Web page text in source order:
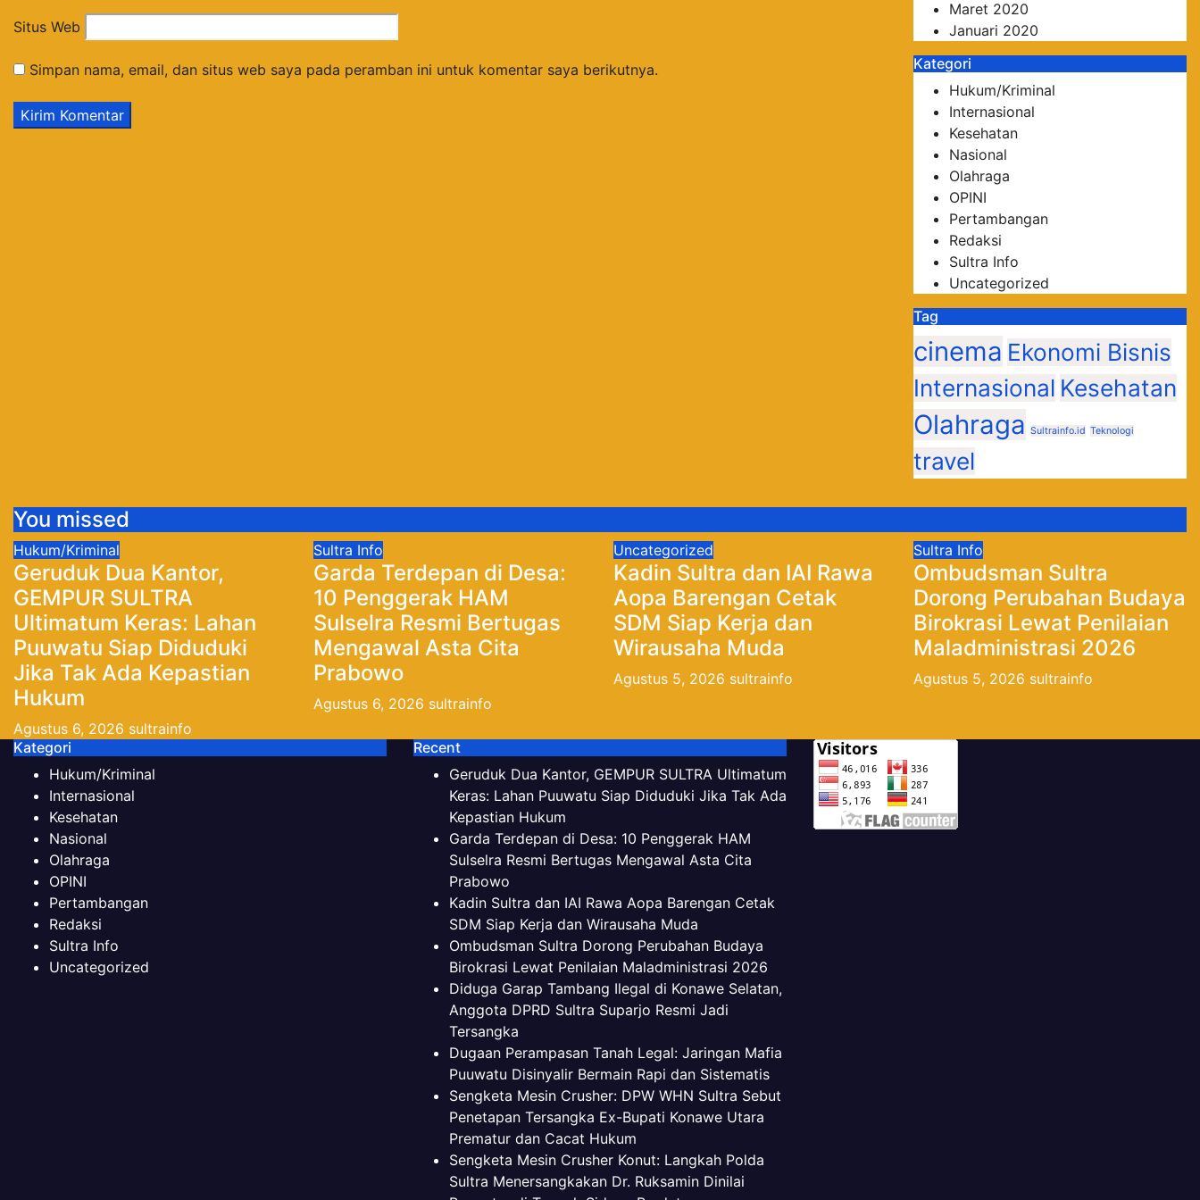
Situs Web
Simpan nama, email, dan situs web saya pada peramban ini untuk komentar saya berikutnya.
Maret 2020
Januari 2020
Kategori
Hukum/Kriminal
Internasional
Kesehatan
Nasional
Olahraga
OPINI
Pertambangan
Redaksi
Sultra Info
Uncategorized
Tag
cinema Ekonomi Bisnis
Internasional Kesehatan
Olahraga Sultrainfo.id Teknologi
travel
You missed
Hukum/Kriminal
Geruduk Dua Kantor,
GEMPUR SULTRA
Ultimatum Keras: Lahan
Puuwatu Siap Diduduki
Jika Tak Ada Kepastian
Hukum
Agustus 6, 2026 sultrainfo
Sultra Info
Garda Terdepan di Desa:
10 Penggerak HAM
Sulselra Resmi Bertugas
Mengawal Asta Cita
Prabowo
Agustus 6, 2026 sultrainfo
Uncategorized
Kadin Sultra dan IAI Rawa
Aopa Barengan Cetak
SDM Siap Kerja dan
Wirausaha Muda
Agustus 5, 2026 sultrainfo
Sultra Info
Ombudsman Sultra
Dorong Perubahan Budaya
Birokrasi Lewat Penilaian
Maladministrasi 2026
Agustus 5, 2026 sultrainfo
Kategori
Hukum/Kriminal
Internasional
Kesehatan
Nasional
Olahraga
OPINI
Pertambangan
Redaksi
Sultra Info
Uncategorized
Recent
Geruduk Dua Kantor, GEMPUR SULTRA Ultimatum
Keras: Lahan Puuwatu Siap Diduduki Jika Tak Ada
Kepastian Hukum
Garda Terdepan di Desa: 10 Penggerak HAM
Sulselra Resmi Bertugas Mengawal Asta Cita
Prabowo
Kadin Sultra dan IAI Rawa Aopa Barengan Cetak
SDM Siap Kerja dan Wirausaha Muda
Ombudsman Sultra Dorong Perubahan Budaya
Birokrasi Lewat Penilaian Maladministrasi 2026
Diduga Garap Tambang Ilegal di Konawe Selatan,
Anggota DPRD Sultra Suparjo Resmi Jadi
Tersangka
Dugaan Perampasan Tanah Legal: Jaringan Mafia
Puuwatu Disinyalir Bermain Rapi dan Sistematis
Sengketa Mesin Crusher: DPW WHN Sultra Sebut
Penetapan Tersangka Ex-Bupati Konawe Utara
Prematur dan Cacat Hukum
Sengketa Mesin Crusher Konut: Langkah Polda
Sultra Menersangkakan Dr. Ruksamin Dinilai